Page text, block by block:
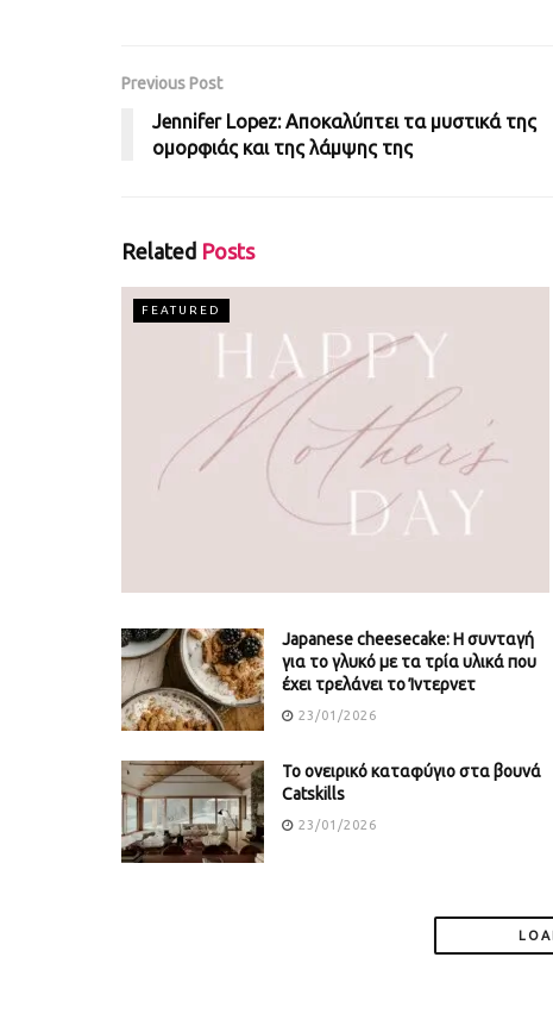
Previous Post
Jennifer Lopez: Αποκαλύπτει τα μυστικά της
ομορφιάς και της λάμψης της
Related Posts
FEATURED
Japanese cheesecake: Η συνταγή
για το γλυκό με τα τρία υλικά που
έχει τρελάνει το Ίντερνετ
23/01/2026
Το ονειρικό καταφύγιο στα βουνά
Catskills
23/01/2026